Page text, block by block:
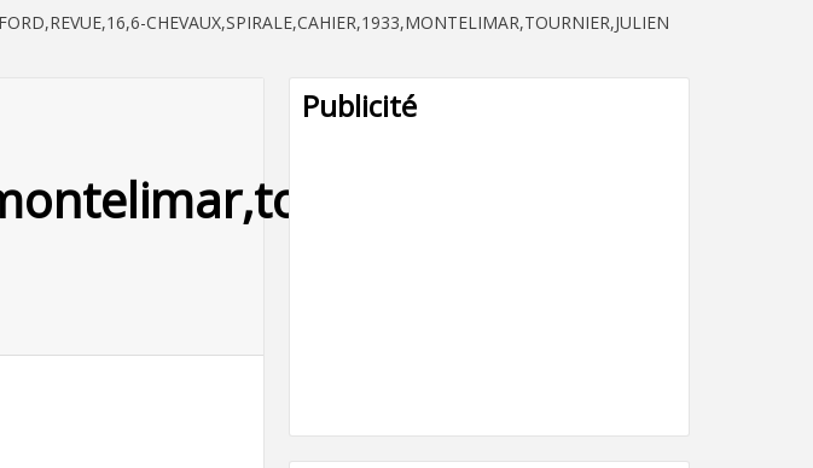
FORD,REVUE,16,6-CHEVAUX,SPIRALE,CAHIER,1933,MONTELIMAR,TOURNIER,JULIEN
Publicité